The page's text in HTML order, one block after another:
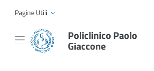
Skip to Main Content
Pagine Utili
Policlinico Paolo
Giaccone